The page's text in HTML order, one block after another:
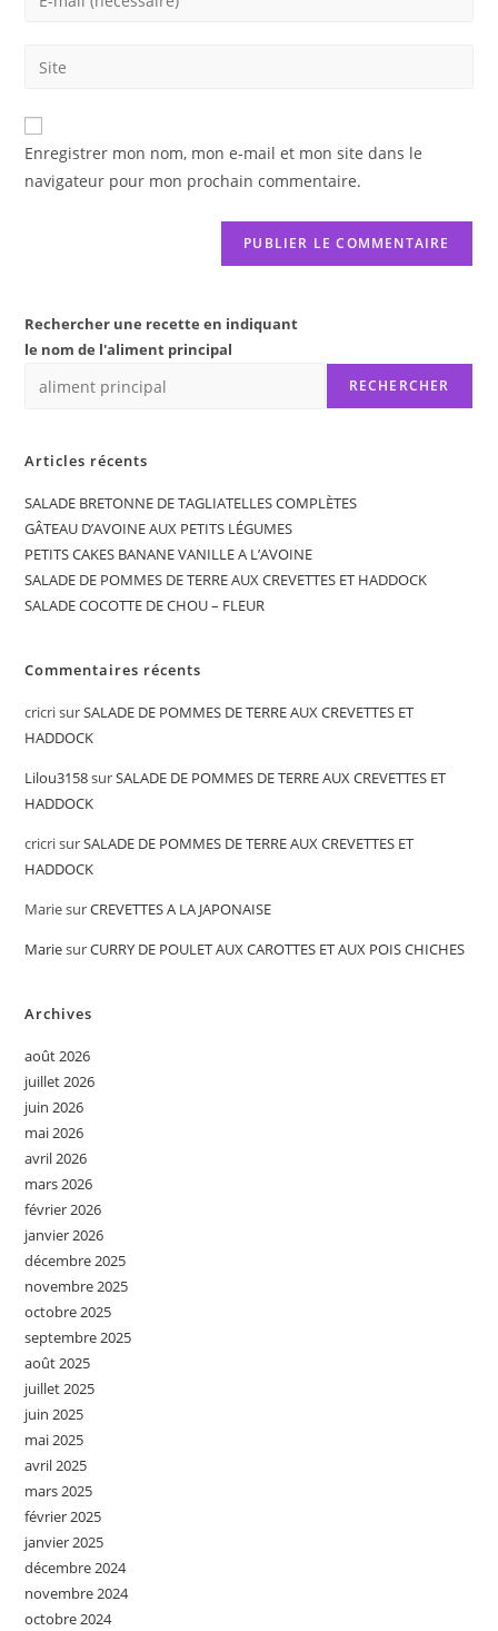
address
comment
Saisir
de
votre
(facultatif)
Enregistrer mon nom, mon e-mail et mon site dans le
navigateur pour mon prochain commentaire.
Rechercher une recette en indiquant
le nom de l'aliment principal
RECHERCHER
Articles récents
SALADE BRETONNE DE TAGLIATELLES COMPLÈTES
GÂTEAU D’AVOINE AUX PETITS LÉGUMES
PETITS CAKES BANANE VANILLE A L’AVOINE
SALADE DE POMMES DE TERRE AUX CREVETTES ET HADDOCK
SALADE COCOTTE DE CHOU – FLEUR
Commentaires récents
cricrisurSALADE DE POMMES DE TERRE AUX CREVETTES ET
HADDOCK
Lilou3158surSALADE DE POMMES DE TERRE AUX CREVETTES ET
HADDOCK
cricrisurSALADE DE POMMES DE TERRE AUX CREVETTES ET
HADDOCK
MariesurCREVETTES A LA JAPONAISE
MariesurCURRY DE POULET AUX CAROTTES ET AUX POIS CHICHES
Archives
août 2026
juillet 2026
juin 2026
mai 2026
avril 2026
mars 2026
février 2026
janvier 2026
décembre 2025
novembre 2025
octobre 2025
septembre 2025
août 2025
juillet 2025
juin 2025
mai 2025
avril 2025
mars 2025
février 2025
janvier 2025
décembre 2024
novembre 2024
octobre 2024